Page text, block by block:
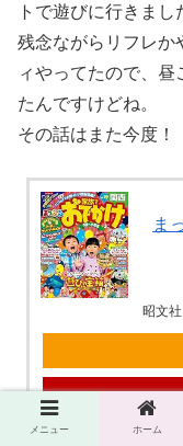
トで遊びに行きまし
残念ながらリフレか
ィやってたので、
たんですけどね。
その話はまた今度！
ま
昭文
メニュー ホーム